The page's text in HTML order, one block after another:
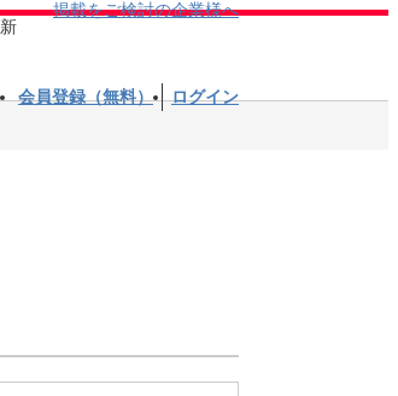
掲載をご検討の企業様へ
会員登録（無料） ログイン